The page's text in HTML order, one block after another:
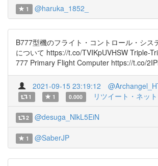
1 @haruka_1852_
B777型機のフライト・コントロール・シス
について https://t.co/TVIKpUVHSW Triple-
777 Primary Flight Computer https://t.co/
2021-09-15 23:19:12
1 1 0.000 リツイート・ネッ
2 @desuga_NlkL5EiN
1 @SaberJP